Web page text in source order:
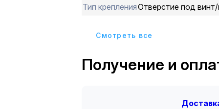
Тип крепленияОтверстие под
Cмотреть все
Получение и